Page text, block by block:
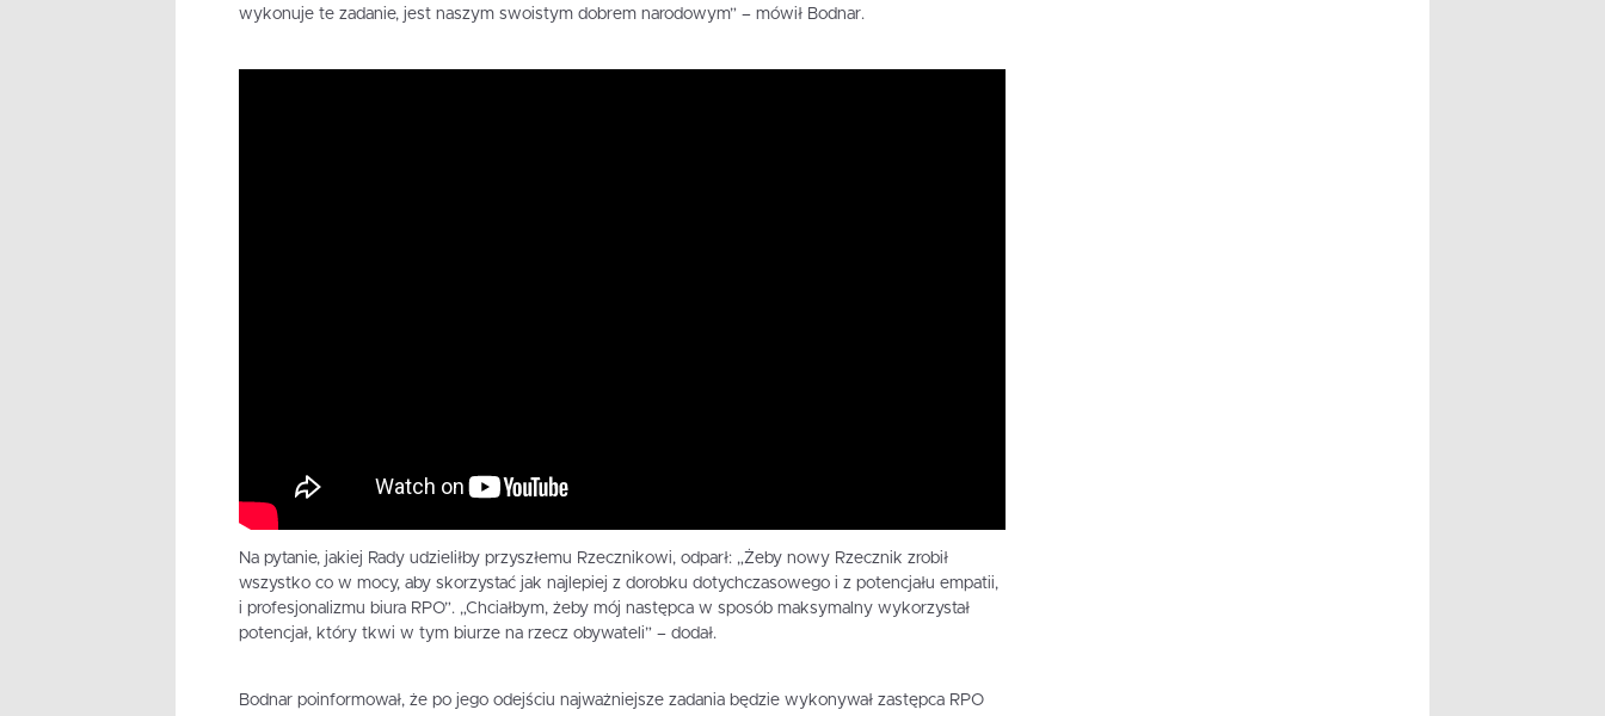
wykonuje te zadanie, jest naszym swoistym dobrem narodowym” – mówił Bodnar.
Na pytanie, jakiej Rady udzieliłby przyszłemu Rzecznikowi, odparł: „Żeby nowy Rzecznik zrobił
wszystko co w mocy, aby skorzystać jak najlepiej z dorobku dotychczasowego i z potencjału empatii,
i profesjonalizmu biura RPO”. „Chciałbym, żeby mój następca w sposób maksymalny wykorzystał
potencjał, który tkwi w tym biurze na rzecz obywateli” – dodał.
Bodnar poinformował, że po jego odejściu najważniejsze zadania będzie wykonywał zastępca RPO